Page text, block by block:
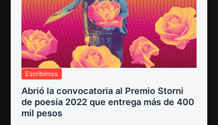
Escribimos
Abrió la convocatoria al Premio Storni
de poesía 2022 que entrega más de 400
mil pesos